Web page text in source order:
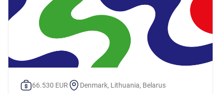
66.530 EUR Denmark, Lithuania, Belarus